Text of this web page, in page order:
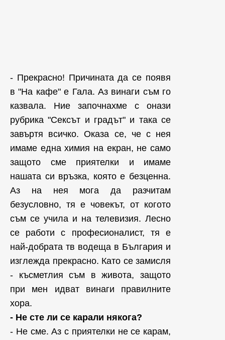
- Прекрасно! Причината да се появя
в "На кафе" е Гала. Аз винаги съм го
казвала. Ние започнахме с онази
рубрика "Сексът и градът" и така се
завъртя всичко. Оказа се, че с нея
имаме една химия на екран, не само
защото сме приятелки и имаме
нашата си връзка, която е безценна.
Аз на нея мога да разчитам
безусловно, тя е човекът, от когото
съм се учила и на телевизия. Лесно
се работи с професионалист, тя е
най-добрата тв водеща в България и
изглежда прекрасно. Като се замисля
- късметлия съм в живота, защото
при мен идват винаги правилните
хора.
- Не сте ли се карали някога?
- Не сме. Аз с приятелки не се карам,